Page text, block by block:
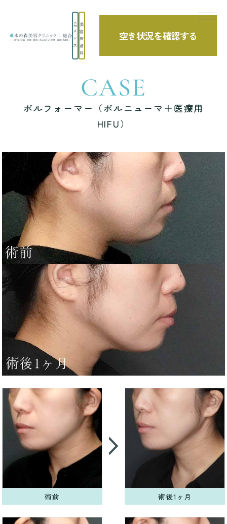
メ
ン
ズ
美
容
皮
膚
科
空き状況を確認する
TOP 症例写真 ボルフォーマー（ボルニューマ＋医療用HIFU）
CASE
ボルフォーマー（ボルニューマ＋医療用
HIFU）
術前 術後1ヶ月